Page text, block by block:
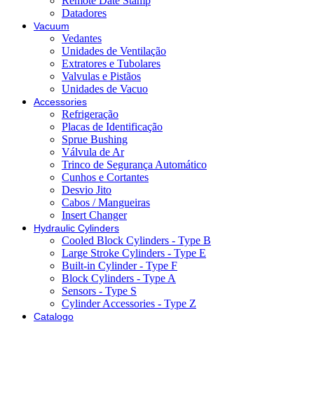
Datadores
Vacuum
Vedantes
Unidades de Ventilação
Extratores e Tubolares
Valvulas e Pistãos
Unidades de Vacuo
Accessories
Refrigeração
Placas de Identificação
Sprue Bushing
Válvula de Ar
Trinco de Segurança Automático
Cunhos e Cortantes
Desvio Jito
Cabos / Mangueiras
Insert Changer
Hydraulic Cylinders
Cooled Block Cylinders - Type B
Large Stroke Cylinders - Type E
Built-in Cylinder - Type F
Block Cylinders - Type A
Sensors - Type S
Cylinder Accessories - Type Z
Catalogo